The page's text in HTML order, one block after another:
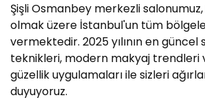
Şişli Osmanbey merkezli
olmak üzere İstanbul'un tüm
vermektedir. 2025 yılının en güncel
teknikleri, modern makyaj trendleri
güzellik uygulamaları ile sizleri
duyuyoruz.